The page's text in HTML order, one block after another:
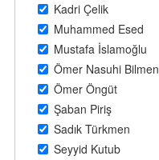
Kadri Çelik
Muhammed Esed
Mustafa İslamoğlu
Ömer Nasuhi Bilmen
Ömer Öngüt
Şaban Piriş
Sadık Türkmen
Seyyid Kutub